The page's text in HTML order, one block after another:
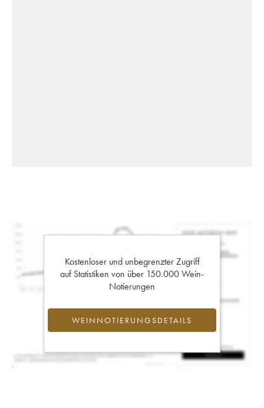
Kostenloser und unbegrenzter Zugriff
auf Statistiken von über 150.000 Wein-
Notierungen
WEINNOTIERUNGSDETAILS